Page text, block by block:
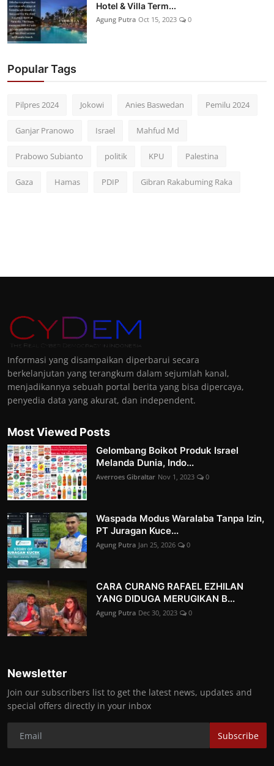
Hotel & Villa Term...
Agung Putra Oct 15, 2023 0
Popular Tags
Pilpres 2024 Jokowi Anies Baswedan Pemilu 2024
Ganjar Pranowo Israel Mahfud Md
Prabowo Subianto politik KPU Palestina
Gaza Hamas PDIP Gibran Rakabuming Raka
Informasi yang disampaikan diperbarui secara
berkelanjutan yang terangkum dalam sejumlah kanal,
menjadikannya sebuah portal berita yang bisa dipercaya,
penyedia data yang akurat, dan independent.
Most Viewed Posts
Gelombang Boikot Produk Israel
Melanda Dunia, Indo...
Averroes Gibraltar Nov 1, 2023 0
Waspada Modus Waralaba Tanpa Izin,
PT Juragan Kuce...
Agung Putra Jan 25, 2026 0
CARA CURANG RAFAEL EZHILAN
YANG DIDUGA MERUGIKAN B...
Agung Putra Dec 30, 2023 0
Newsletter
Join our subscribers list to get the latest news, updates and
special offers directly in your inbox
Subscribe